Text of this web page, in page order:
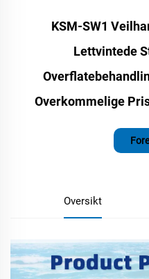
KSM-SW1
Lettvintede
Overkommelige
Oversikt